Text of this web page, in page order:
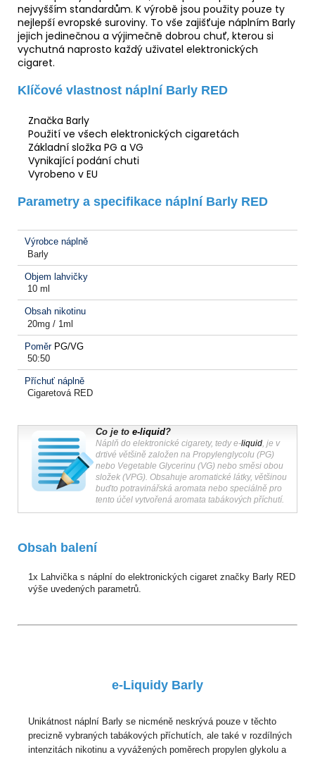
nejvyšším standardům. K výrobě jsou použity pouze ty
nejlepší evropské suroviny. To vše zajišťuje náplním Barly
jejich jedinečnou a výjimečně dobrou chuť, kterou si
vychutná naprosto každý uživatel elektronických
cigaret.
Klíčové vlastnost náplní Barly RED
Značka Barly
Použití ve všech elektronických cigaretách
Základní složka PG a VG
Vynikající podání chuti
Vyrobeno v EU
Parametry a specifikace náplní Barly RED
Výrobce náplně
Barly
Objem lahvičky
10 ml
Obsah nikotinu
20mg / 1ml
Poměr PG/VG
50:50
Příchuť náplně
Cigaretová RED
Co je to e-liquid?
Náplň do elektronické cigarety, tedy e-liquid , je v
drtivé většině založen na Propylenglycolu (PG)
nebo Vegetable Glycerinu (VG) nebo směsi obou
složek (VPG). Obsahuje aromatické látky, většinou
buďto potravinářská aromata nebo speciálně pro
tento účel vytvořená aromata tabákových příchutí.
Obsah balení
1x Lahvička s náplní do elektronických cigaret značky Barly RED
výše uvedených parametrů.
e-Liquidy Barly
Unikátnost náplní Barly se nicméně neskrývá pouze v těchto
precizně vybraných tabákových příchutích, ale také v rozdílných
intenzitách nikotinu a vyvážených poměrech propylen glykolu a